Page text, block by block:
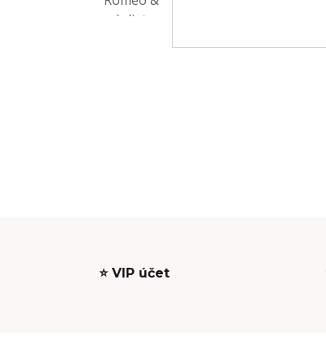
⭐ VIP účet